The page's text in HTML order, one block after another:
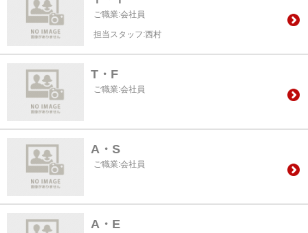
ご職業:会社員
担当スタッフ:西村
T・F
ご職業:会社員
A・S
ご職業:会社員
A・E